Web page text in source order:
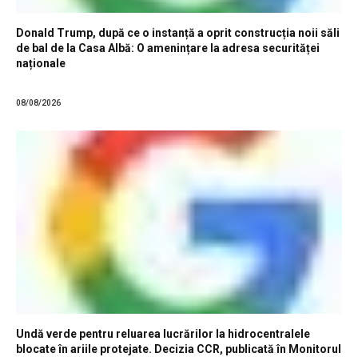
Donald Trump, după ce o instanță a oprit construcția noii săli
de bal de la Casa Albă: O amenințare la adresa securităței
naționale
08/08/2026
Undă verde pentru reluarea lucrărilor la hidrocentralele
blocate în ariile protejate. Decizia CCR, publicată în Monitorul